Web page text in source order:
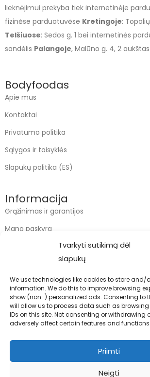
Tvarkyti sutikimą dėl
slapukų
We use technologies like cookies to store
information. We do this to improve browsing
show (non-) personalized ads. Consenting to
will allow us to process data such as
IDs on this site. Not consenting or withdrawing
adversely affect certain features and functions.
Priimti
Neigti
lieknėjimui prekyba tiek internetinėje
fizinėse parduotuvėse Kretingoje:
Telšiuose: Sedos g. 1 bei internetinės
sandėlis Palangoje, Malūno g. 4, 2 aukštas.
Bodyfoodas
Apie mus
Kontaktai
Privatumo politika
Sąlygos ir taisyklės
Slapukų politika (ES)
Informacija
Grąžinimas ir garantijos
Mano paskyra
Kontaktai
info@bodyfoodas.lt
+370 600 77017
Visos teisės saugomos ©